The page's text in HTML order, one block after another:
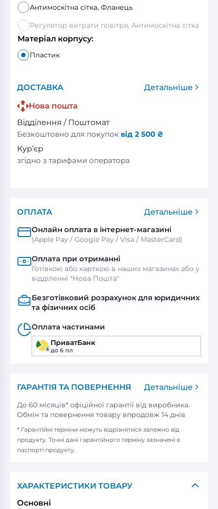
Антимоскітна сітка, Фланець
Регулятор витрати повітря, Антимоскітна сітка
Матеріал корпусу:
Пластик
ДОСТАВКА
Детальніше
Нова пошта
Відділення / Поштомат
Безкоштовно для покупок від 2 500 ₴
Кур’єр
згідно з тарифами оператора
ОПЛАТА
Детальніше
Онлайн оплата в інтернет-магазині
(Apple Pay / Google Pay / Visa / MasterСard)
Оплата при отриманні
Готівкою або карткою в наших магазинах або у
відділенні "Нова Пошта"
Безготівковий розрахунок для юридичних
та фізичних осіб
Оплата частинами
ПриватБанк
до 6 пл
ГАРАНТІЯ ТА ПОВЕРНЕННЯ Детальніше
До 60 місяців* офіційної гарантії від виробника.
Обмін та повернення товару впродовж 14 днів
* Гарантійні терміни можуть відрізнятися залежно від
продукту. Точні дані гарантійного терміну зазначені в
паспорті продукту.
ХАРАКТЕРИСТИКИ ТОВАРУ
Основні